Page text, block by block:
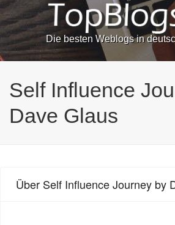
Die besten Weblogs in
Self Influence
Dave Glaus
Über Self Influence Journey by